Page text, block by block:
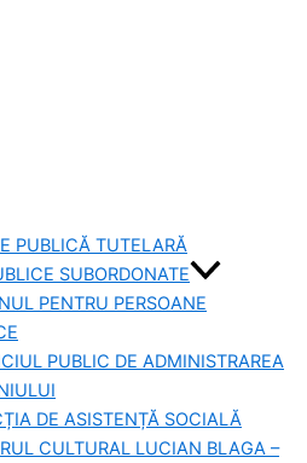
PUBLICĂ TUTELARĂ
SUBORDONATE
PENTRU PERSOANE
PUBLIC DE ADMINISTRAREA
DE ASISTENȚĂ SOCIALĂ
CULTURAL LUCIAN BLAGA –